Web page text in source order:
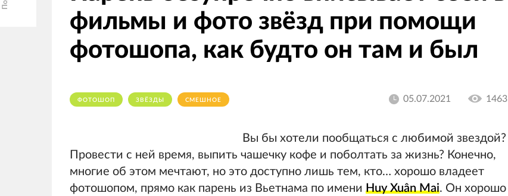
фильмы и фото звёзд при помощи
фотошопа, как будто он там и был
ФОТОШОП ЗВЁЗДЫ СМЕШНОЕ 05.07.2021 1463
Вы бы хотели пообщаться с любимой звездой?
Провести с ней время, выпить чашечку кофе и поболтать за жизнь? Конечно,
многие об этом мечтают, но это доступно лишь тем, кто… хорошо владеет
фотошопом, прямо как парень из Вьетнама по имени Huy Xuân Mai. Он хорошо